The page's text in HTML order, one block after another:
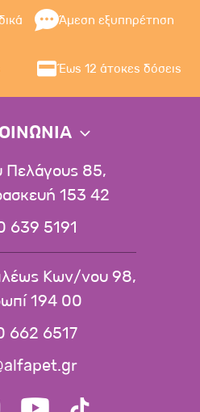
Άμεση εξυπηρέτηση
Έως 12 άτοκες δόσεις
Πελάγους 85,
153 42
639 5191
Κων/νου 98,
194 00
662 6517